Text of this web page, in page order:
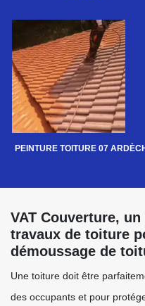
PEINTURE TOITURE 07
VAT Couverture,
travaux de toiture
démoussage de
Une toiture doit être
des occupants et pour